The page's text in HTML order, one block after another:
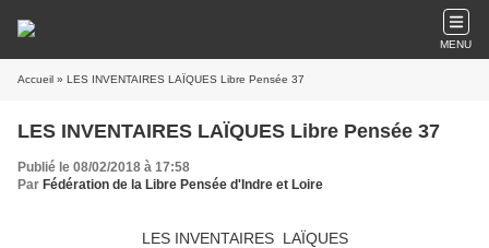
MENU
Accueil » LES INVENTAIRES LAÏQUES Libre Pensée 37
LES INVENTAIRES LAÏQUES Libre Pensée 37
Publié le 08/02/2018 à 17:58
Par Fédération de la Libre Pensée d'Indre et Loire
LES INVENTAIRES LAÏQUES